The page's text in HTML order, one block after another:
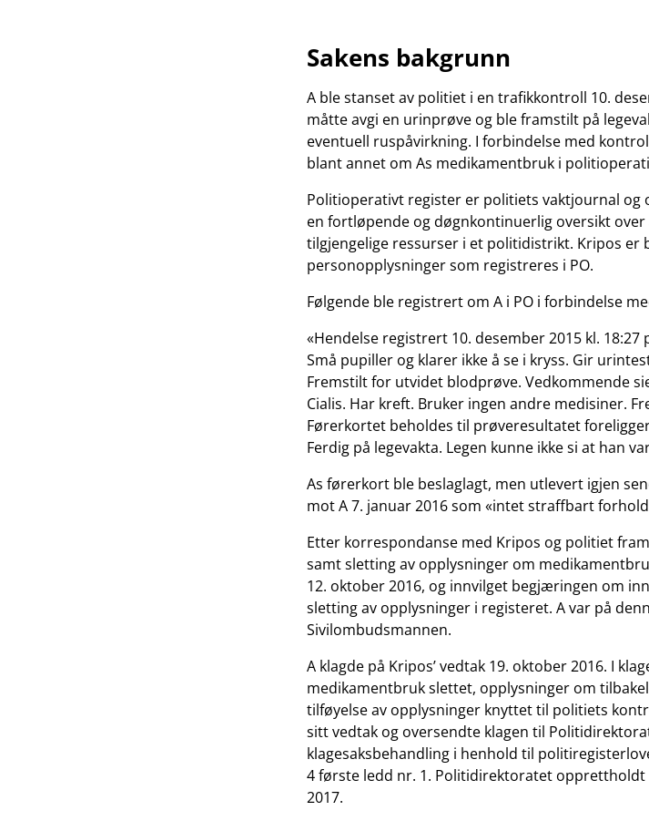
Sakens bakgrunn
A ble stanset av politiet i en trafikkontroll 10.
måtte avgi en urinprøve og ble framstilt på
eventuell ruspåvirkning. I forbindelse med
blant annet om As medikamentbruk i
Politioperativt register er politiets vaktjournal
en fortløpende og døgnkontinuerlig oversikt
tilgjengelige ressurser i et politidistrikt. Kripos er
personopplysninger som registreres i PO.
Følgende ble registrert om A i PO i forbindelse
«Hendelse registrert 10. desember 2015 kl. 18:27
Små pupiller og klarer ikke å se i kryss. Gir
Fremstilt for utvidet blodprøve. Vedkommende
Cialis. Har kreft. Bruker ingen andre medisiner.
Førerkortet beholdes til prøveresultatet
Ferdig på legevakta. Legen kunne ikke si at han
As førerkort ble beslaglagt, men utlevert igjen
mot A 7. januar 2016 som «intet straffbart
Etter korrespondanse med Kripos og politiet
samt sletting av opplysninger om
12. oktober 2016, og innvilget begjæringen om
sletting av opplysninger i registeret. A var på
Sivilombudsmannen.
A klagde på Kripos’ vedtak 19. oktober 2016. I
medikamentbruk slettet, opplysninger om
tilføyelse av opplysninger knyttet til politiets
sitt vedtak og oversendte klagen til
klagesaksbehandling i henhold til
4 første ledd nr. 1. Politidirektoratet opprettholdt
2017.